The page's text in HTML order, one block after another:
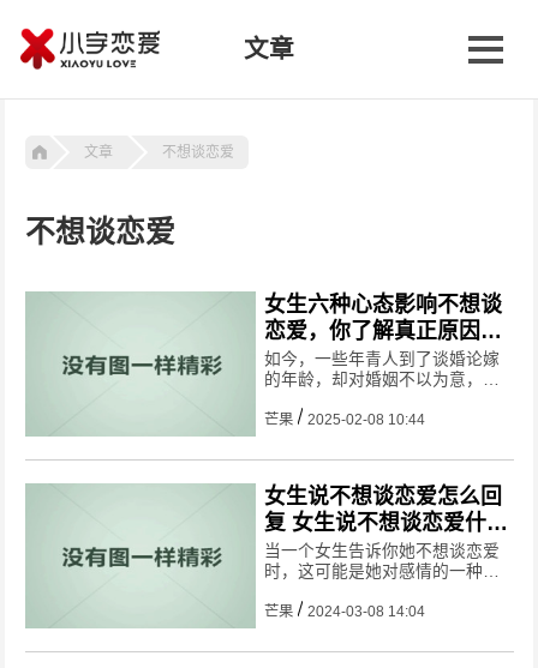
文章
文章 不想谈恋爱
不想谈恋爱
女生六种心态影响不想谈
恋爱，你了解真正原因
吗？
如今，一些年青人到了谈婚论嫁
的年龄，却对婚姻不以为意，这
就遇到了一些家长来诉苦与求
一个关于大龄青年不恋不婚的问
卷调查，发现女生中有6320人不
想
芒果 2025-02-08 10:44
女生说不想谈恋爱怎么回
复 女生说不想谈恋爱什么
意思
当一个女生告诉你她不想谈恋爱
时，这可能是她对感情的一种态
对方，我们应该尊重她的选择，
芒果 2024-03-08 14:04